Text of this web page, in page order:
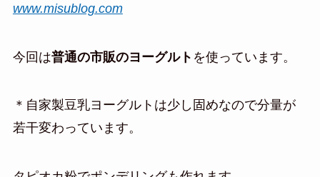
www.misublog.com
今回は普通の市販のヨーグルト を使っています。
＊自家製豆乳ヨーグルトは少し固めなので分量が
若干変わっています。